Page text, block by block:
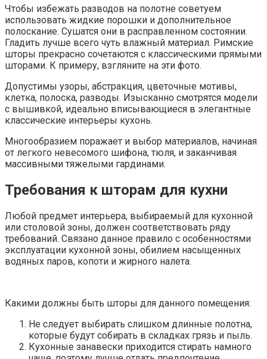
Чтобы избежать разводов на полотне советуем
использовать жидкие порошки и дополнительное
полоскание. Сушатся они в расправленном состоянии.
Гладить лучше всего чуть влажный материал. Римские
шторы прекрасно сочетаются с классическими прямыми
шторами. К примеру, взгляните на эти фото.
Допустимы узоры, абстракция, цветочные мотивы,
клетка, полоска, разводы. Изысканно смотрятся модели
с вышивкой, идеально вписывающиеся в элегантные
классические интерьеры кухонь.
Многообразием поражает и выбор материалов, начиная
от легкого невесомого шифона, тюля, и заканчивая
массивными тяжелыми гардинами.
Требования к шторам для кухни
Любой предмет интерьера, выбираемый для кухонной
или столовой зоны, должен соответствовать ряду
требований. Связано данное правило с особенностями
эксплуатации кухонной зоны, обилием насыщенных
водяных паров, копоти и жирного налета.
Какими должны быть шторы для данного помещения:
Не следует выбирать слишком длинные полотна,
которые будут собирать в складках грязь и пыль.
Кухонные занавески приходится стирать намного